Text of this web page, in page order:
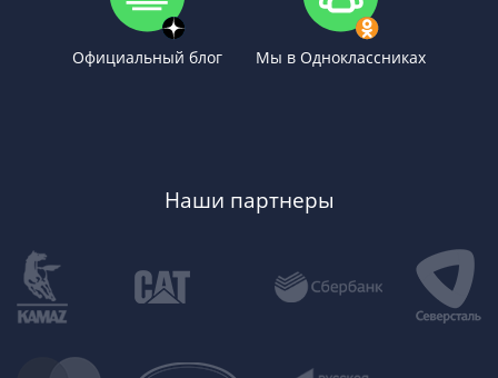
Официальный блог Мы в Одноклассниках
Наши партнеры